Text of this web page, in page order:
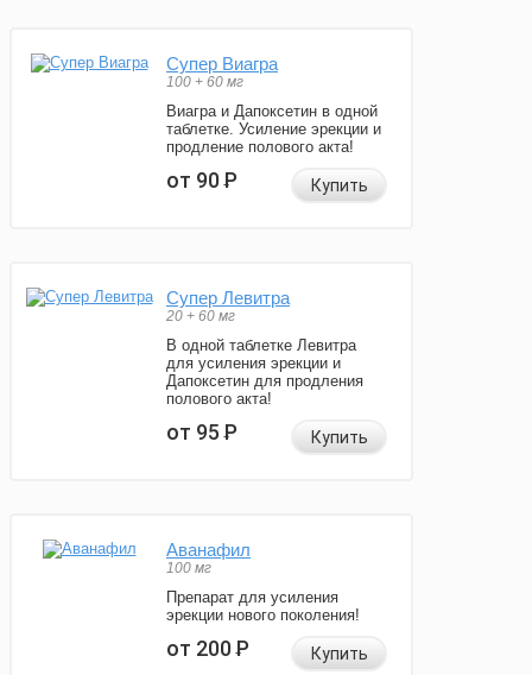
Супер Виагра
100 + 60 мг
Виагра и Дапоксетин в одной
таблетке. Усиление эрекции и
продление полового акта!
от 90Р Купить
Супер Левитра
20 + 60 мг
В одной таблетке Левитра
для усиления эрекции и
Дапоксетин для продления
полового акта!
от 95Р Купить
Аванафил
100 мг
Препарат для усиления
эрекции нового поколения!
от 200Р Купить